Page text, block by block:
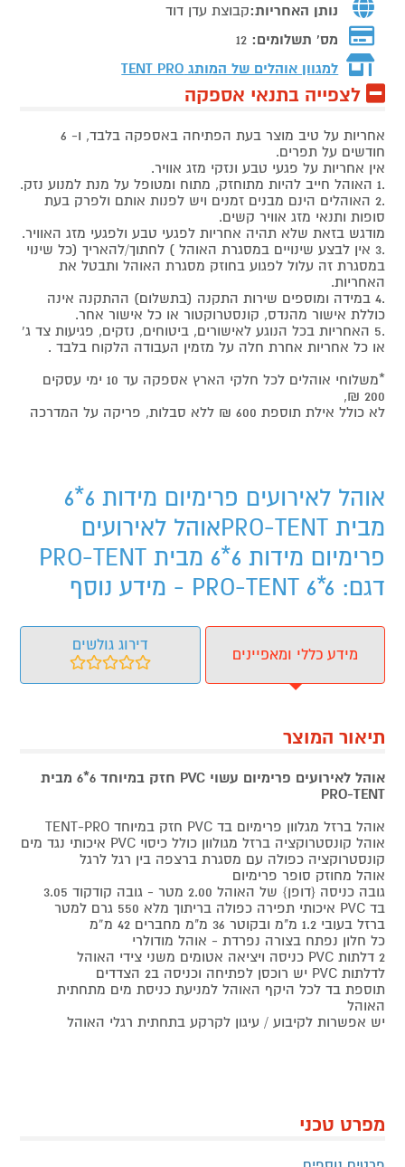
נותן האחריות:קבוצת עדן דוד
מס' תשלומים: 12
למגוון אוהלים של המותג TENT PRO
לצפייה בתנאי אספקה
אחריות על טיב מוצר בעת הפתיחה באספקה בלבד, ו- 6
חודשים על תפרים.
אין אחריות על פגעי טבע ונזקי מזג אוויר.
.1 האוהל חייב להיות מתוחזק, מתוח ומטופל על מנת למנוע נזק.
.2 האוהלים הינם מבנים זמנים ויש לפנות אותם ולפרק בעת
סופות ותנאי מזג אוויר קשים.
מודגש בזאת שלא תהיה אחריות לפגעי טבע ולפגעי מזג האוויר.
.3 אין לבצע שינויים במסגרת האוהל ) לחתוך/להאריך (כל שינוי
במסגרת זה עלול לפגוע בחוזק מסגרת האוהל ותבטל את
האחריות.
.4 במידה ומוספים שירות התקנה (בתשלום) ההתקנה אינה
כוללת אישור מהנדס, קונסטרוקטור או כל אישור אחר.
.5 האחריות בכל הנוגע לאישורים, ביטוחים, נזקים, פגיעות צד ג'
או כל אחריות אחרת חלה על מזמין העבודה הלקוח בלבד .
*משלוחי אוהלים לכל חלקי הארץ אספקה עד 10 ימי עסקים
200 ₪,
לא כולל אילת תוספת 600 ₪ ללא סבלות, פריקה על המדרכה
אוהל לאירועים פרימיום מידות 6*6
מבית PRO-TENTאוהל לאירועים
פרימיום מידות 6*6 מבית PRO-TENT
דגם: PRO-TENT 6*6 - מידע נוסף
מידע כללי ומאפיינים
דירוג גולשים
תיאור המוצר
אוהל לאירועים פרימיום עשוי PVC חזק במיוחד 6*6
מבית
PRO-TENT
אוהל ברזל מגלוון פרימיום בד PVC חזק במיוחד TENT-PRO
אוהל קונסטרוקציה ברזל מגולוון כולל כיסוי PVC איכותי נגד מים
קונסטרוקציה כפולה עם מסגרת ברצפה בין רגל לרגל
אוהל מחוזק סופר פרימיום
גובה כניסה {דופן} של האוהל 2.00 מטר - גובה קודקוד 3.05
בד PVC איכותי תפירה כפולה בריתוך מלא 550 גרם למטר
ברזל בעובי 1.2 מ"מ ובקוטר 36 מ"מ מחברים 42 מ”מ
כל חלון נפתח בצורה נפרדת - אוהל מודולרי
2 דלתות PVC כניסה ויציאה אטומים משני צידי האוהל
לדלתות PVC יש רוכסן לפתיחה וכניסה ב2 הצדדים
תוספת בד לכל היקף האוהל למניעת כניסת מים מתחתית
האוהל
יש אפשרות לקיבוע / עיגון לקרקע בתחתית רגלי האוהל
מפרט טכני